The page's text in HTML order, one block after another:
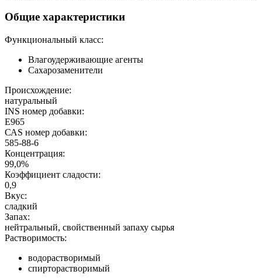
Общие характеристики
Функциональный класс:
Влагоудерживающие агенты
Сахарозаменители
Происхождение:
натуральный
INS номер добавки:
E965
САS номер добавки:
585-88-6
Концентрация:
99,0%
Коэффициент сладости:
0,9
Вкус:
сладкий
Запах:
нейтральный, свойственный запаху сырья
Растворимость:
водорастворимый
спирторастворимый